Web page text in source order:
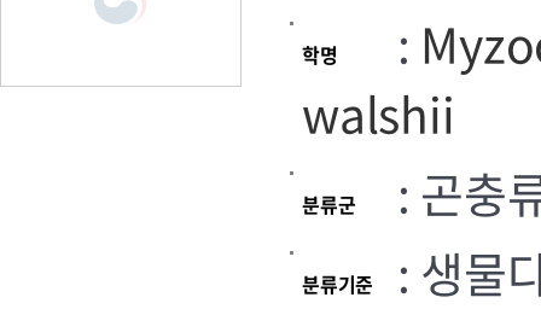
학명 :
walshii
분류군 : 곤충
분류기준 : 생물